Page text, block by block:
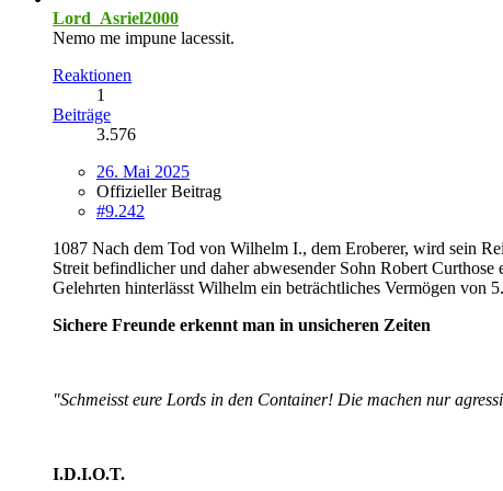
Lord_Asriel2000
Nemo me impune lacessit.
Reaktionen
1
Beiträge
3.576
26. Mai 2025
Offizieller Beitrag
#9.242
1087 Nach dem Tod von Wilhelm I., dem Eroberer, wird sein
Streit befindlicher und daher abwesender Sohn Robert
Gelehrten hinterlässt Wilhelm ein beträchtliches Vermögen von
Sichere Freunde erkennt man in unsicheren Zeiten
"Schmeisst eure Lords in den Container! Die machen nur
I.D.I.O.T.